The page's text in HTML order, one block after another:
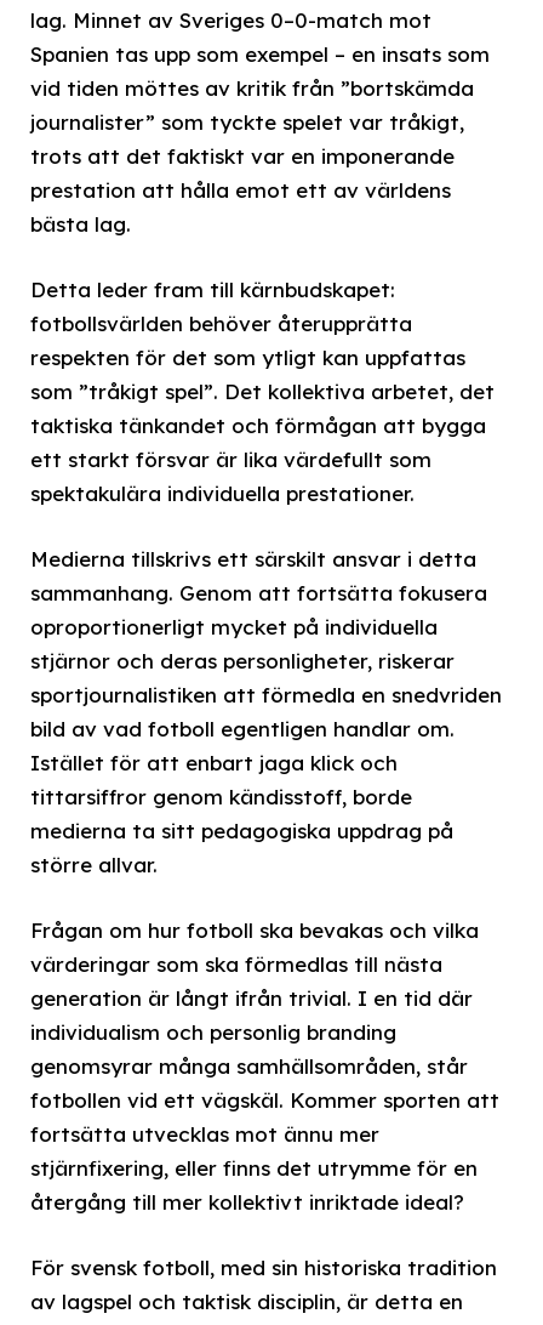
lag. Minnet av Sveriges 0–0-match mot
Spanien tas upp som exempel – en insats som
vid tiden möttes av kritik från ”bortskämda
journalister” som tyckte spelet var tråkigt,
trots att det faktiskt var en imponerande
prestation att hålla emot ett av världens
bästa lag.
Detta leder fram till kärnbudskapet:
fotbollsvärlden behöver återupprätta
respekten för det som ytligt kan uppfattas
som ”tråkigt spel”. Det kollektiva arbetet, det
taktiska tänkandet och förmågan att bygga
ett starkt försvar är lika värdefullt som
spektakulära individuella prestationer.
Medierna tillskrivs ett särskilt ansvar i detta
sammanhang. Genom att fortsätta fokusera
oproportionerligt mycket på individuella
stjärnor och deras personligheter, riskerar
sportjournalistiken att förmedla en snedvriden
bild av vad fotboll egentligen handlar om.
Istället för att enbart jaga klick och
tittarsiffror genom kändisstoff, borde
medierna ta sitt pedagogiska uppdrag på
större allvar.
Frågan om hur fotboll ska bevakas och vilka
värderingar som ska förmedlas till nästa
generation är långt ifrån trivial. I en tid där
individualism och personlig branding
genomsyrar många samhällsområden, står
fotbollen vid ett vägskäl. Kommer sporten att
fortsätta utvecklas mot ännu mer
stjärnfixering, eller finns det utrymme för en
återgång till mer kollektivt inriktade ideal?
För svensk fotboll, med sin historiska tradition
av lagspel och taktisk disciplin, är detta en